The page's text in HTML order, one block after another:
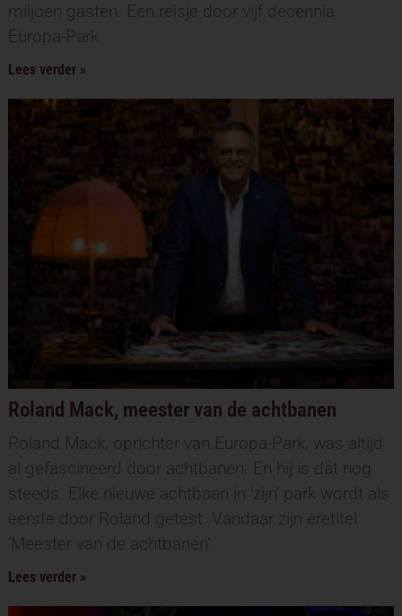
miljoen gasten. Een reisje door vijf decennia
Europa-Park.
Lees verder »
Roland Mack, meester van de achtbanen
Roland Mack, oprichter van Europa-Park, was altijd
al gefascineerd door achtbanen. En hij is dat nog
steeds. Elke nieuwe achtbaan in ‘zijn’ park wordt als
eerste door Roland getest. Vandaar zijn eretitel
‘Meester van de achtbanen’.
Lees verder »